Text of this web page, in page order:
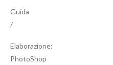
Guida
/
Elaborazione:
PhotoShop